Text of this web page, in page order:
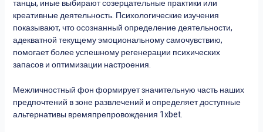
танцы, иные выбирают созерцательные практики или
креативные деятельность. Психологические изучения
показывают, что осознанный определение деятельности,
адекватной текущему эмоциональному самочувствию,
помогает более успешному регенерации психических
запасов и оптимизации настроения.
Межличностный фон формирует значительную часть наших
предпочтений в зоне развлечений и определяет доступные
альтернативы времяпрепровождения 1xbet.